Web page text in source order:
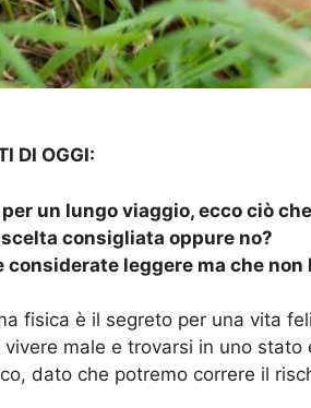
DI OGGI:
un lungo viaggio, ecco ciò
consigliata oppure no?
leggere ma che non
fisica è il segreto per una vita
male e trovarsi in uno stato
dato che potremo correre il